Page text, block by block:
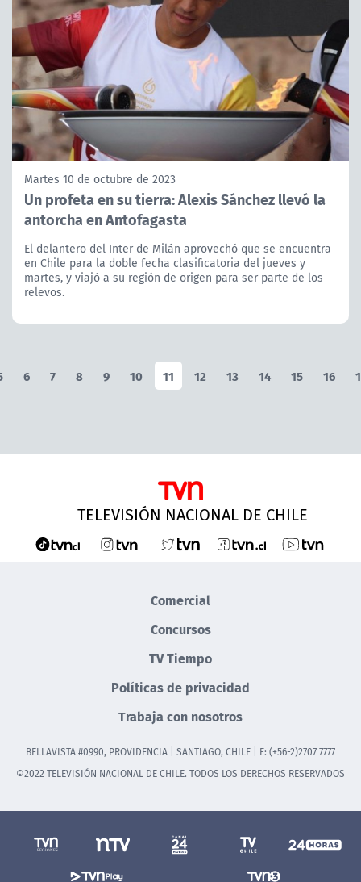
Martes 10 de octubre de 2023
Un profeta en su tierra: Alexis Sánchez llevó la
antorcha en Antofagasta
El delantero del Inter de Milán aprovechó que se encuentra
en Chile para la doble fecha clasificatoria del jueves y
martes, y viajó a su región de origen para ser parte de los
relevos.
6 7 8 9 10 11 12 13 14 15 16
TELEVISIÓN NACIONAL DE CHILE
Comercial
Concursos
TV Tiempo
Políticas de privacidad
Trabaja con nosotros
BELLAVISTA #0990, PROVIDENCIA | SANTIAGO, CHILE | F: (+56-2)2707 7777
©2022 TELEVISIÓN NACIONAL DE CHILE. TODOS LOS DERECHOS RESERVADOS